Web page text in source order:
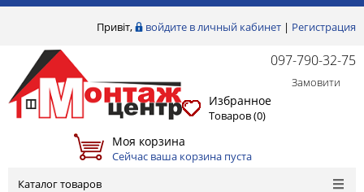
Привіт, войдите в личный кабинет | Регистрация
097-790-32-75
Замовити
Избранное
Товаров (0)
Моя корзина
Сейчас ваша корзина пуста
Каталог товаров